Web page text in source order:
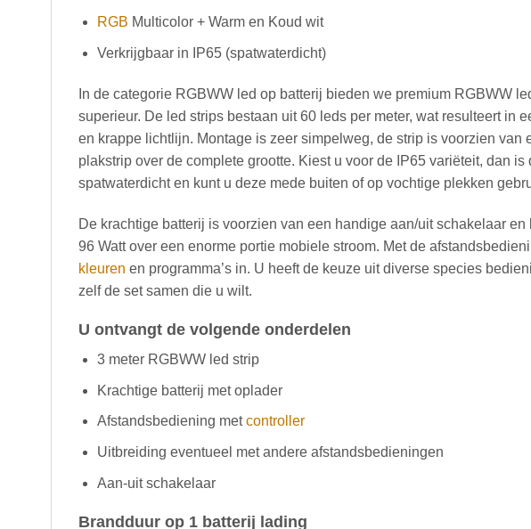
RGB Multicolor + Warm en Koud wit
Verkrijgbaar in IP65 (spatwaterdicht)
In de categorie RGBWW led op batterij bieden we premium RGBWW
superieur. De led strips bestaan uit 60 leds per meter, wat resulteert in
en krappe lichtlijn. Montage is zeer simpelweg, de strip is voorzien van
plakstrip over de complete grootte. Kiest u voor de IP65 variëteit, dan is
spatwaterdicht en kunt u deze mede buiten of op vochtige plekken
De krachtige batterij is voorzien van een handige aan/uit schakelaar en
96 Watt over een enorme portie mobiele stroom. Met de
kleuren en programma’s in. U heeft de keuze uit diverse species
zelf de set samen die u wilt.
U ontvangt de volgende onderdelen
3 meter RGBWW led strip
Krachtige batterij met oplader
Afstandsbediening metcontroller
Uitbreiding eventueel met andere afstandsbedieningen
Aan-uit schakelaar
Brandduur op 1 batterij lading